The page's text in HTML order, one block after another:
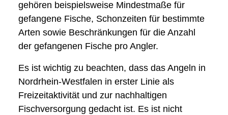
gehören beispielsweise Mindestmaße für
gefangene Fische, Schonzeiten für bestimmte
Arten sowie Beschränkungen für die Anzahl
der gefangenen Fische pro Angler.
Es ist wichtig zu beachten, dass das Angeln in
Nordrhein-Westfalen in erster Linie als
Freizeitaktivität und zur nachhaltigen
Fischversorgung gedacht ist. Es ist nicht